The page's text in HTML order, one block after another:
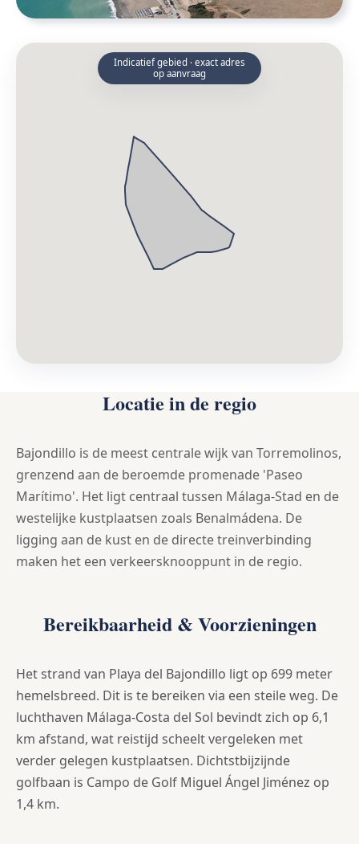
Indicatief gebied · exact adres
op aanvraag
Locatie in de regio
Bajondillo is de meest centrale wijk van Torremolinos,
grenzend aan de beroemde promenade 'Paseo
Marítimo'. Het ligt centraal tussen Málaga-Stad en de
westelijke kustplaatsen zoals Benalmádena. De
ligging aan de kust en de directe treinverbinding
maken het een verkeersknooppunt in de regio.
Bereikbaarheid & Voorzieningen
Het strand van Playa del Bajondillo ligt op 699 meter
hemelsbreed. Dit is te bereiken via een steile weg. De
luchthaven Málaga-Costa del Sol bevindt zich op 6,1
km afstand, wat reistijd scheelt vergeleken met
verder gelegen kustplaatsen. Dichtstbijzijnde
golfbaan is Campo de Golf Miguel Ángel Jiménez op
1,4 km.